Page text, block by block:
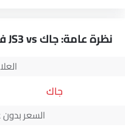
نظرة عامة: جاك JS3 vs فيجوس
جاك
السعر